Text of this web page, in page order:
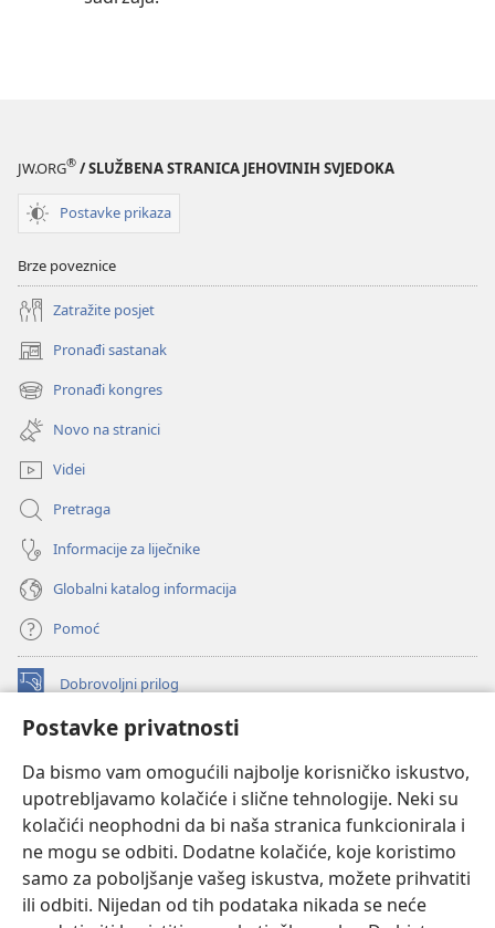
Postavke privatnosti
Da bismo vam omogućili najbolje korisničko iskustvo,
upotrebljavamo kolačiće i slične tehnologije. Neki su
kolačići neophodni da bi naša stranica funkcionirala i
ne mogu se odbiti. Dodatne kolačiće, koje koristimo
samo za poboljšanje vašeg iskustva, možete prihvatiti
ili odbiti. Nijedan od tih podataka nikada se neće
JW.ORG® / SLUŽBENA STRANICA JEHOVINIH SVJEDOKA
Postavke prikaza
Brze poveznice
Zatražite posjet
Pronađi sastanak
(otvara
se
novi
prozor)
Pronađi kongres
(otvara
se
novi
prozor)
Novo na stranici
Videi
Pretraga
Informacije za liječnike
Globalni katalog informacija
Pomoć
Dobrovoljni prilog
(otvara
novi
INTERNETSKA BIBLIOTEKA Watchtower
se
novi
prozor)
JW Hub
(otvara
se
novi
JW Library
Watchtower Library